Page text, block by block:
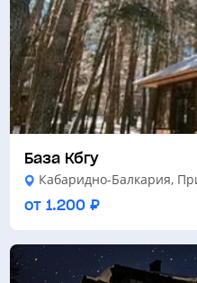
База Кбгу
Кабаридно-Балкария,
от 1.200 ₽